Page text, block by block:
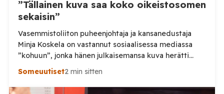
”Tällainen kuva saa koko oikeistosomen
sekaisin”
Vasemmistoliiton puheenjohtaja ja kansanedustaja
Minja Koskela on vastannut sosiaalisessa mediassa
”kohuun”, jonka hänen julkaisemansa kuva herätti
valtiovarainministeri Riikka Purran budjettiesityksen
tuellasi riippumaton suomalainen uutisointi jatkuu
Someuutiset2 min sitten